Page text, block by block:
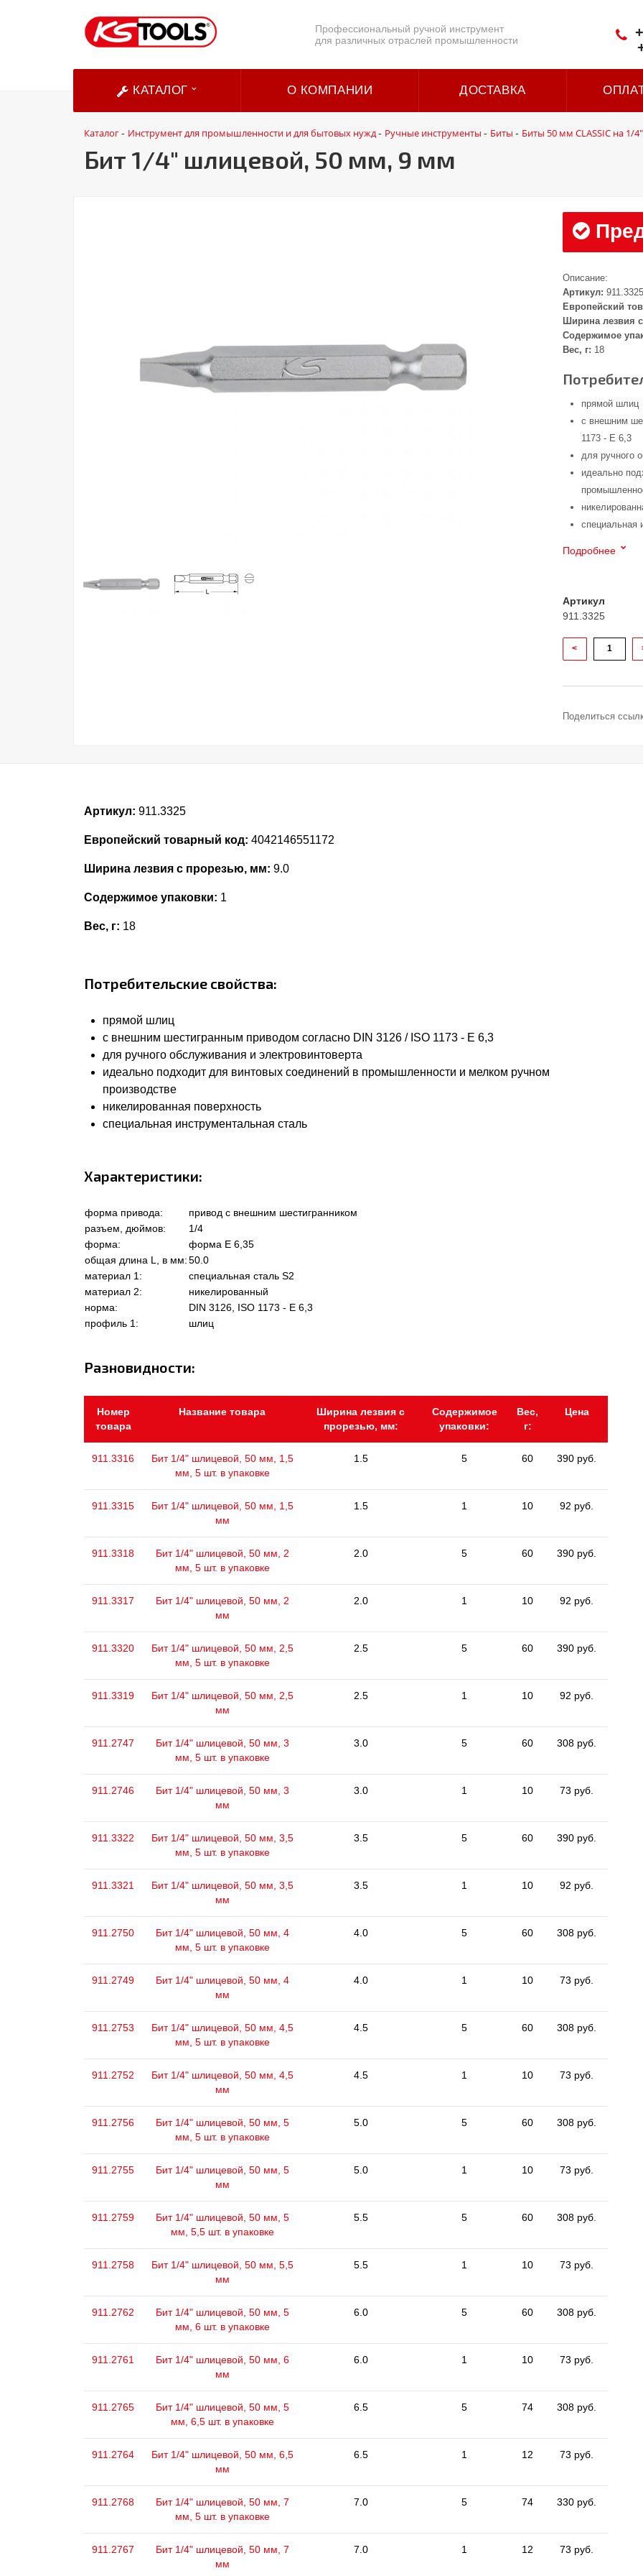
Профессиональный ручной инструмент
для различных отраслей промышленности
КАТАЛОГ О КОМПАНИИ ДОСТАВКА
Каталог- Инструмент для промышленности и для бытовых нужд- Ручные инструменты - Биты - Биты 50 мм CLASSIC на 1/4"
Бит 1/4" шлицевой, 50 мм, 9 мм
Описание:
Артикул: 911.3325
Европейский
Ширина лезвия
Содержимое
Вес, г: 18
прямой шлиц
с внешним
1173 - E 6,3
для ручного
идеально
специальная
Подробнее
Артикул
911.3325
<
Поделиться
Артикул: 911.3325
Европейский товарный код: 4042146551172
Ширина лезвия с прорезью, мм: 9.0
Содержимое упаковки: 1
Вес, г: 18
Потребительские свойства:
прямой шлиц
с внешним шестигранным приводом согласно DIN 3126 / ISO 1173 - E 6,3
для ручного обслуживания и электровинтоверта
идеально подходит для винтовых соединений в промышленности и мелком ручном
производстве
никелированная поверхность
специальная инструментальная сталь
Характеристики:
форма привода:
привод с внешним шестигранником
разъем, дюймов:
1/4
форма:
форма Е 6,35
общая длина L, в мм:50.0
материал 1:
специальная сталь S2
материал 2:
никелированный
норма:
DIN 3126, ISO 1173 - E 6,3
профиль 1:
шлиц
Разновидности:
Номер
товара
Название товара
Ширина лезвия с
прорезью, мм:
Содержимое
упаковки:
Вес,
г:
Цена
911.3316
Бит 1/4" шлицевой, 50 мм, 1,5
мм, 5 шт. в упаковке
1.5 5 60 390 руб.
911.3315
Бит 1/4" шлицевой, 50 мм, 1,5
мм
1.5 1 10 92 руб.
911.3318
Бит 1/4" шлицевой, 50 мм, 2
мм, 5 шт. в упаковке
2.0 5 60 390 руб.
911.3317
Бит 1/4" шлицевой, 50 мм, 2
мм
2.0 1 10 92 руб.
911.3320
Бит 1/4" шлицевой, 50 мм, 2,5
мм, 5 шт. в упаковке
2.5 5 60 390 руб.
911.3319
Бит 1/4" шлицевой, 50 мм, 2,5
мм
2.5 1 10 92 руб.
911.2747
Бит 1/4" шлицевой, 50 мм, 3
мм, 5 шт. в упаковке
3.0 5 60 308 руб.
911.2746
Бит 1/4" шлицевой, 50 мм, 3
мм
3.0 1 10 73 руб.
911.3322
Бит 1/4" шлицевой, 50 мм, 3,5
мм, 5 шт. в упаковке
3.5 5 60 390 руб.
911.3321
Бит 1/4" шлицевой, 50 мм, 3,5
мм
3.5 1 10 92 руб.
911.2750
Бит 1/4" шлицевой, 50 мм, 4
мм, 5 шт. в упаковке
4.0 5 60 308 руб.
911.2749
Бит 1/4" шлицевой, 50 мм, 4
мм
4.0 1 10 73 руб.
911.2753
Бит 1/4" шлицевой, 50 мм, 4,5
мм, 5 шт. в упаковке
4.5 5 60 308 руб.
911.2752
Бит 1/4" шлицевой, 50 мм, 4,5
мм
4.5 1 10 73 руб.
911.2756
Бит 1/4" шлицевой, 50 мм, 5
мм, 5 шт. в упаковке
5.0 5 60 308 руб.
911.2755
Бит 1/4" шлицевой, 50 мм, 5
мм
5.0 1 10 73 руб.
911.2759
Бит 1/4" шлицевой, 50 мм, 5
мм, 5,5 шт. в упаковке
5.5 5 60 308 руб.
911.2758
Бит 1/4" шлицевой, 50 мм, 5,5
мм
5.5 1 10 73 руб.
911.2762
Бит 1/4" шлицевой, 50 мм, 5
мм, 6 шт. в упаковке
6.0 5 60 308 руб.
911.2761
Бит 1/4" шлицевой, 50 мм, 6
мм
6.0 1 10 73 руб.
911.2765
Бит 1/4" шлицевой, 50 мм, 5
мм, 6,5 шт. в упаковке
6.5 5 74 308 руб.
911.2764
Бит 1/4" шлицевой, 50 мм, 6,5
мм
6.5 1 12 73 руб.
911.2768
Бит 1/4" шлицевой, 50 мм, 7
мм, 5 шт. в упаковке
7.0 5 74 330 руб.
911.2767
Бит 1/4" шлицевой, 50 мм, 7
мм
7.0 1 12 73 руб.